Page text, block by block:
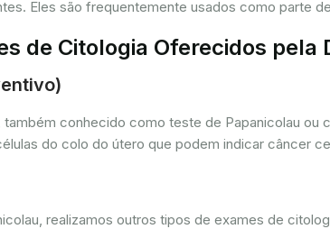
Eles são frequentemente usados como parte
de Citologia Oferecidos pela
também conhecido como teste de Papanicolau
do colo do útero que podem indicar câncer
realizamos outros tipos de exames de